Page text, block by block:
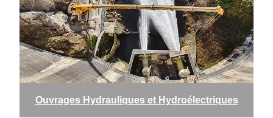
Ouvrages Hydrauliques et Hydroélectriques